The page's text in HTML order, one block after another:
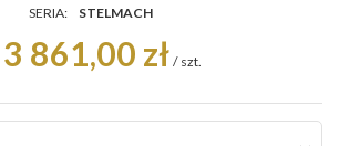
SERIA:
STELMACH
861,00 zł / szt.